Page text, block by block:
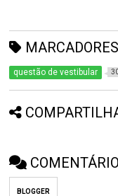
questão de vestibular
BLOGGER